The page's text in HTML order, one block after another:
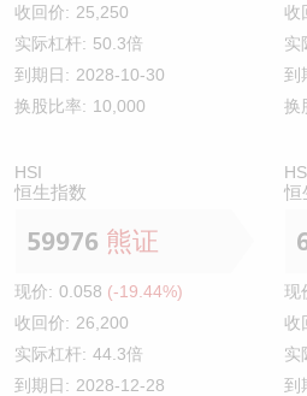
收回价: 25,250
实际杠杆: 50.3倍
到期日: 2028-10-30
换股比率: 10,000
收
实
到
换
HSI
恒生指数
59976 熊证
现价: 0.058 (-19.44%)
收回价: 26,200
实际杠杆: 44.3倍
到期日: 2028-12-28
恒
现
收
实
到